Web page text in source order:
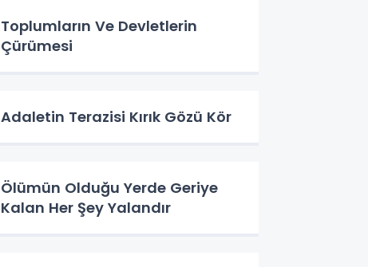
Toplumların Ve Devletlerin
Çürümesi
Adaletin Terazisi Kırık Gözü Kör
Ölümün Olduğu Yerde Geriye
Kalan Her Şey Yalandır